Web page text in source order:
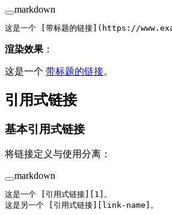
markdown
这是一个 [ 带标题的链接 ]( https://
渲染效果 ：
这是一个 带标题的链接。
引用式链接
基本引用式链接
将链接定义与使用分离：
markdown
这是一个 [ 引用式链接 1 ]。
这是另一个 [ 引用式链接 link-name ]。